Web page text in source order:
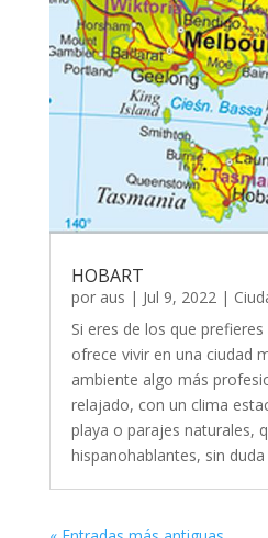
HOBART
por aus | Jul 9, 2022|
Si eres de los que
ofrece vivir en una ciudad
ambiente algo más
relajado, con un clima
playa o parajes naturales,
hispanohablantes, sin